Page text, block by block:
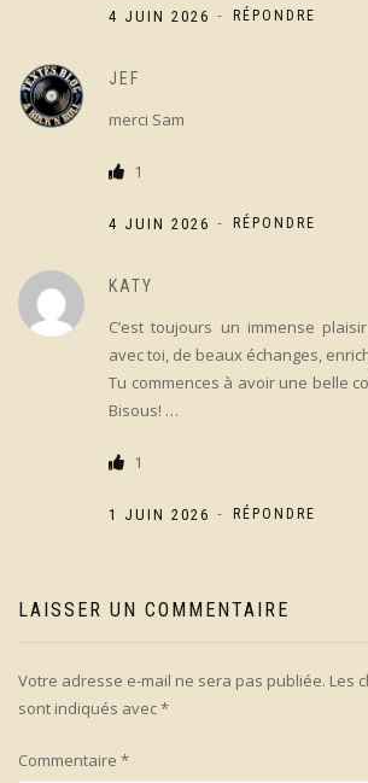
4 JUIN 2026 - RÉPONDRE
JEF
merci Sam
1
4 JUIN 2026 - RÉPONDRE
KATY
C’est toujours un immense
avec toi, de beaux échanges,
Tu commences à avoir une belle
Bisous! …
1
1 JUIN 2026 - RÉPONDRE
LAISSER UN COMMENTAIRE
Votre adresse e-mail ne sera pas publiée. Les
sont indiqués avec*
Commentaire *